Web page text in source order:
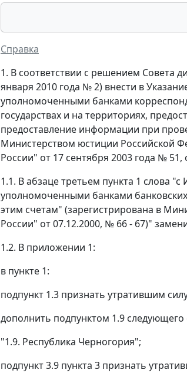
Справка
1. В соответствии с решением Совета
января 2010 года № 2) внести в
уполномоченными банками
государствах и на территориях,
предоставление информации при
Министерством юстиции Российской
России" от 17 сентября 2003 года №
1.1. В абзаце третьем пункта 1 слова
уполномоченными банками
этим счетам" (зарегистрирована в
России" от 07.12.2000, № 66 - 67)"
1.2. В приложении 1:
в пункте 1:
подпункт 1.3 признать утратившим
дополнить подпунктом 1.9
"1.9. Республика Черногория";
подпункт 3.9 пункта 3 признать